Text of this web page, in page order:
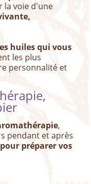
la voie d'une
huiles qui vous
les plus
personnalité et
,
pendant et après
préparer vos